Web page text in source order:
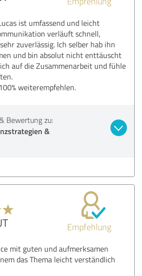
ist umfassend und leicht
verläuft schnell,
zuverlässig. Ich selber hab ihn
und bin absolut nicht enttäuscht
auf die Zusammenarbeit und fühle
weiterempfehlen.
Bewertung zu:
&
Empfehlung
mit guten und aufmerksamen
das Thema leicht verständlich